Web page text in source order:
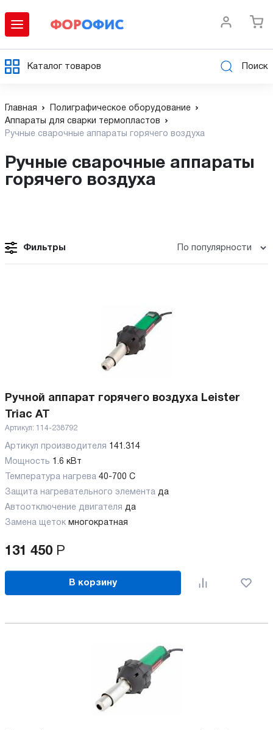
Каталог товаров Поиск
Главная
Полиграфическое оборудование
Аппараты для сварки термопластов
Ручные сварочные аппараты горячего воздуха
Ручные сварочные аппараты
горячего воздуха
Фильтры
Ручной аппарат горячего воздуха Leister
Triac AT
Артикул: 114-238792
Артикул производителя 141.314
Мощность 1.6 кВт
Температура нагрева 40-700 C
Защита нагревательного элемента да
Автоотключение двигателя да
Замена щеток многократная
131 450 Р
В корзину